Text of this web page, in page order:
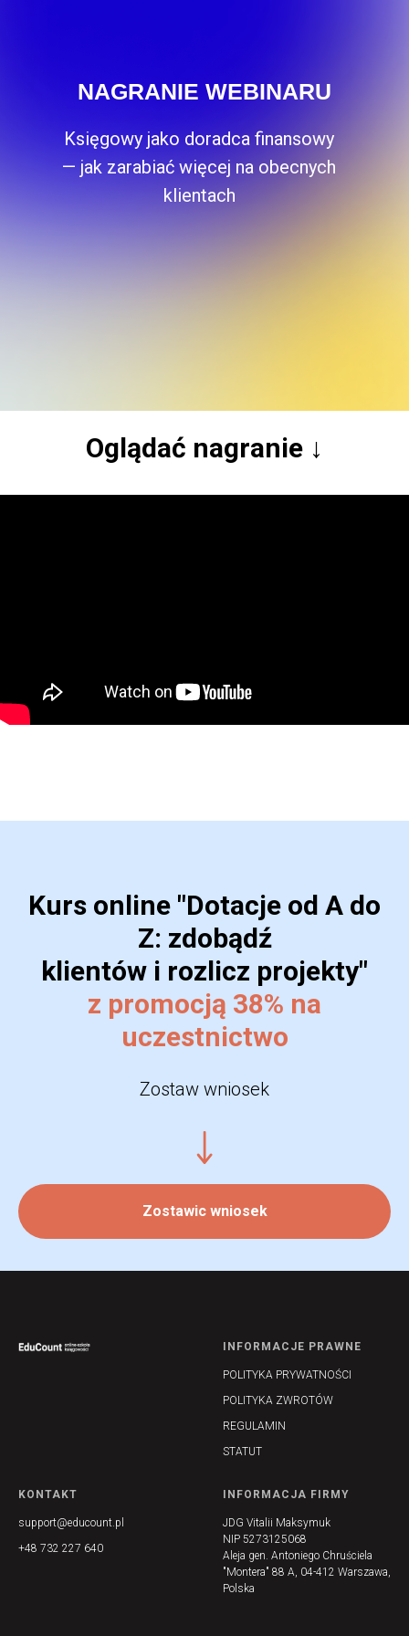
NAGRANIE WEBINARU
Księgowy jako doradca finansowy
— jak zarabiać więcej na obecnych
klientach
Oglądać nagranie ↓
Kurs online "Dotacje od A do
Z: zdobądź
klientów i rozlicz projekty"
z promocją 38% na
uczestnictwo
Zostaw wniosek
Zostawic wniosek
INFORMACJE PRAWNE
POLITYKA PRYWATNOŚCI
POLITYKA ZWROTÓW
REGULAMIN
STATUT
KONTAKT
support@educount.pl
+48 732 227 640
INFORMACJA FIRMY
JDG Vitalii Maksymuk
NIP 5273125068
Aleja gen. Antoniego Chruściela
"Montera" 88 A, 04-412 Warszawa,
Polska